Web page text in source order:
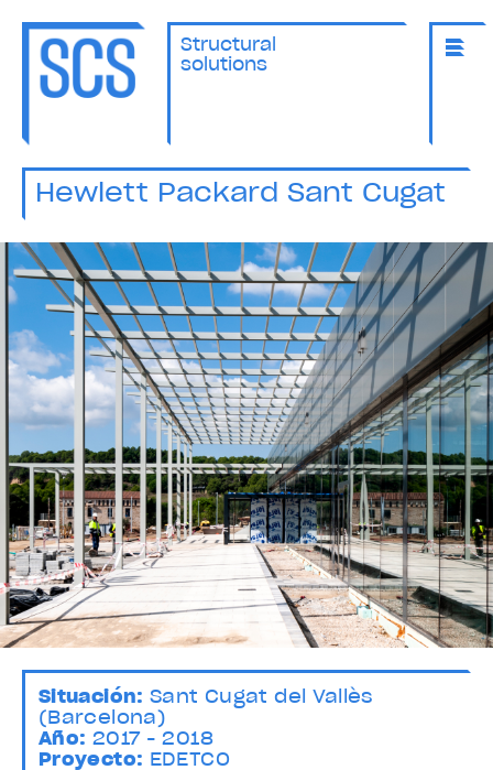
Structural
solutions
Hewlett Packard Sant Cugat
Situación: Sant Cugat del Vallès
(Barcelona)
Año: 2017 - 2018
Proyecto: EDETCO